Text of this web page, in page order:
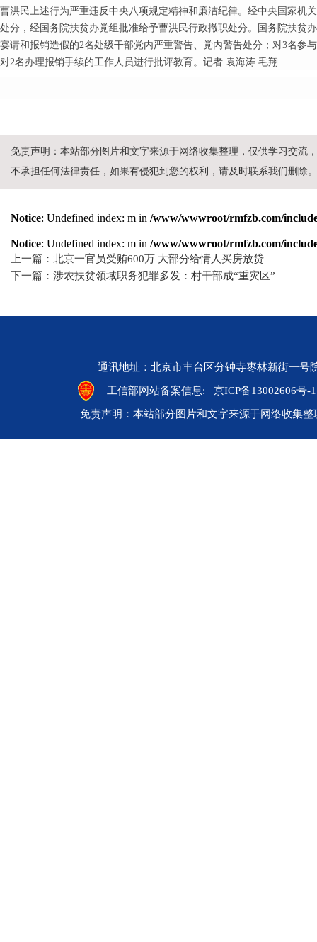
曹洪民上述行为严重违反中央八项规定精神和廉洁纪律。经中央国家机
处分，经国务院扶贫办党组批准给予曹洪民行政撤职处分。国务院扶贫
宴请和报销造假的2名处级干部党内严重警告、党内警告处分；对3名参
对2名办理报销手续的工作人员进行批评教育。记者 袁海涛 毛翔
免责声明：本站部分图片和文字来源于网络收集整理，仅供学习交流
不承担任何法律责任，如果有侵犯到您的权利，请及时联系我们删除。
Notice: Undefined index: m in /www/wwwroot/rmfzb.com/
Notice: Undefined index: m in /www/wwwroot/rmfzb.com/
上一篇：北京一官员受贿600万 大部分给情人买房放贷
下一篇：涉农扶贫领域职务犯罪多发：村干部成“重灾区”
通讯地址：北京市丰台区分钟寺枣林新街一
工信部网站备案信息: 京ICP备13002606号-1
免责声明：本站部分图片和文字来源于网络收集